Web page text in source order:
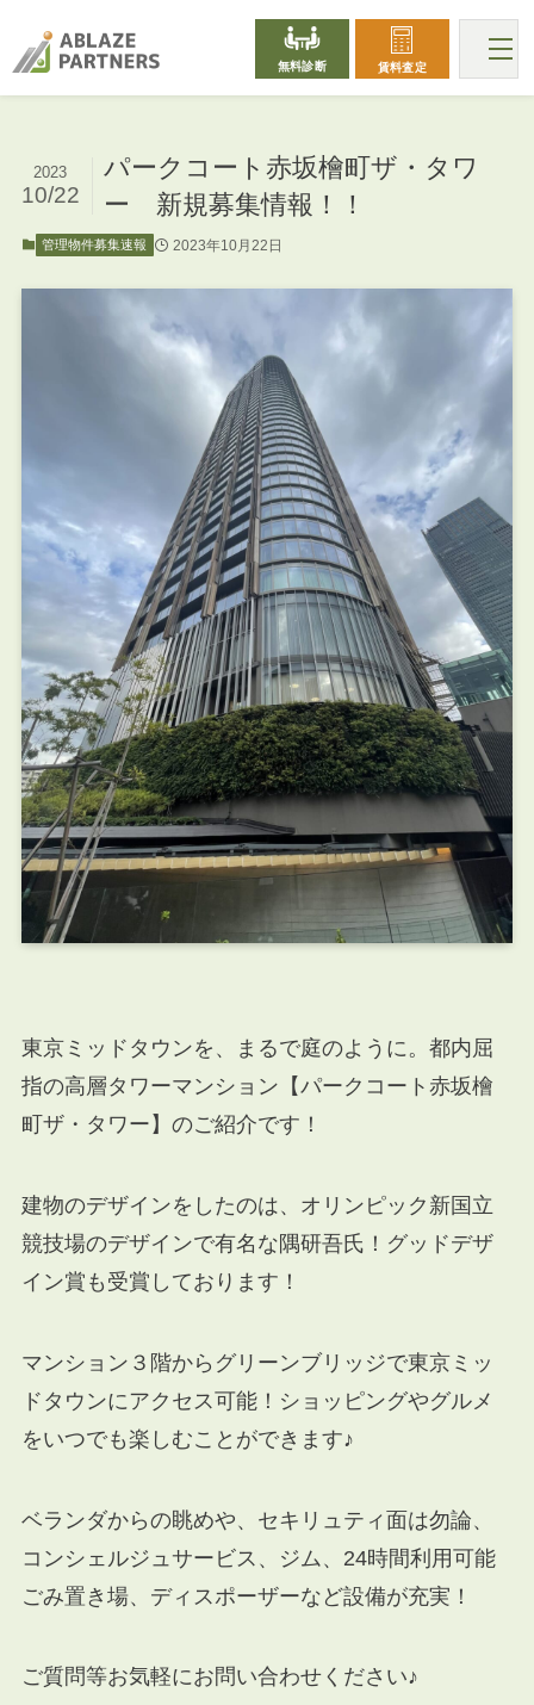
無料診断 賃料査定
パークコート赤坂檜町ザ・タワ
ー 新規募集情報！！
2023
10/22
管理物件募集速報 2023年10月22日
東京ミッドタウンを、まるで庭のように。都内屈
指の高層タワーマンション【パークコート赤坂檜
町ザ・タワー】のご紹介です！
建物のデザインをしたのは、オリンピック新国立
競技場のデザインで有名な隅研吾氏！グッドデザ
イン賞も受賞しております！
マンション３階からグリーンブリッジで東京ミッ
ドタウンにアクセス可能！ショッピングやグルメ
をいつでも楽しむことができます♪
ベランダからの眺めや、セキリュティ面は勿論、
コンシェルジュサービス、ジム、24時間利用可能
ごみ置き場、ディスポーザーなど設備が充実！
ご質問等お気軽にお問い合わせください♪